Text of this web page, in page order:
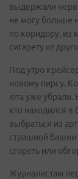
выдержали
не могу больше
по коридору, из
сигарету от
Под утро
новому пирсу.
юта уже убрали.
кто находился в
выбраться из
страшной башни
сгореть или
Журналистам